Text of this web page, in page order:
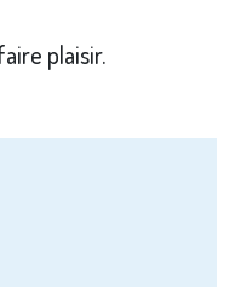
plaisir.